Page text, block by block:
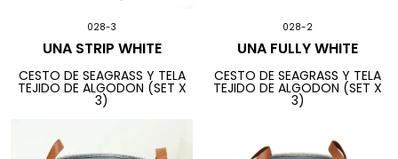
028-3
UNA STRIP WHITE
CESTO DE SEAGRASS Y TELA
TEJIDO DE ALGODON (SET X
3)
028-2
UNA FULLY WHITE
CESTO DE SEAGRASS Y TELA
TEJIDO DE ALGODON (SET X
3)